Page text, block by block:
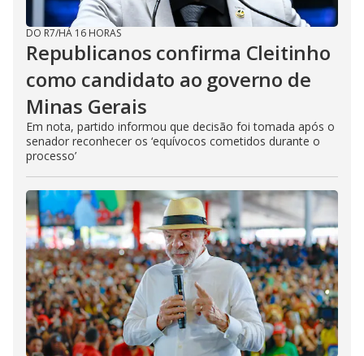
DO R7/HÁ 16 HORAS
Republicanos confirma Cleitinho
como candidato ao governo de
Minas Gerais
Em nota, partido informou que decisão foi tomada após o
senador reconhecer os ‘equívocos cometidos durante o
processo’